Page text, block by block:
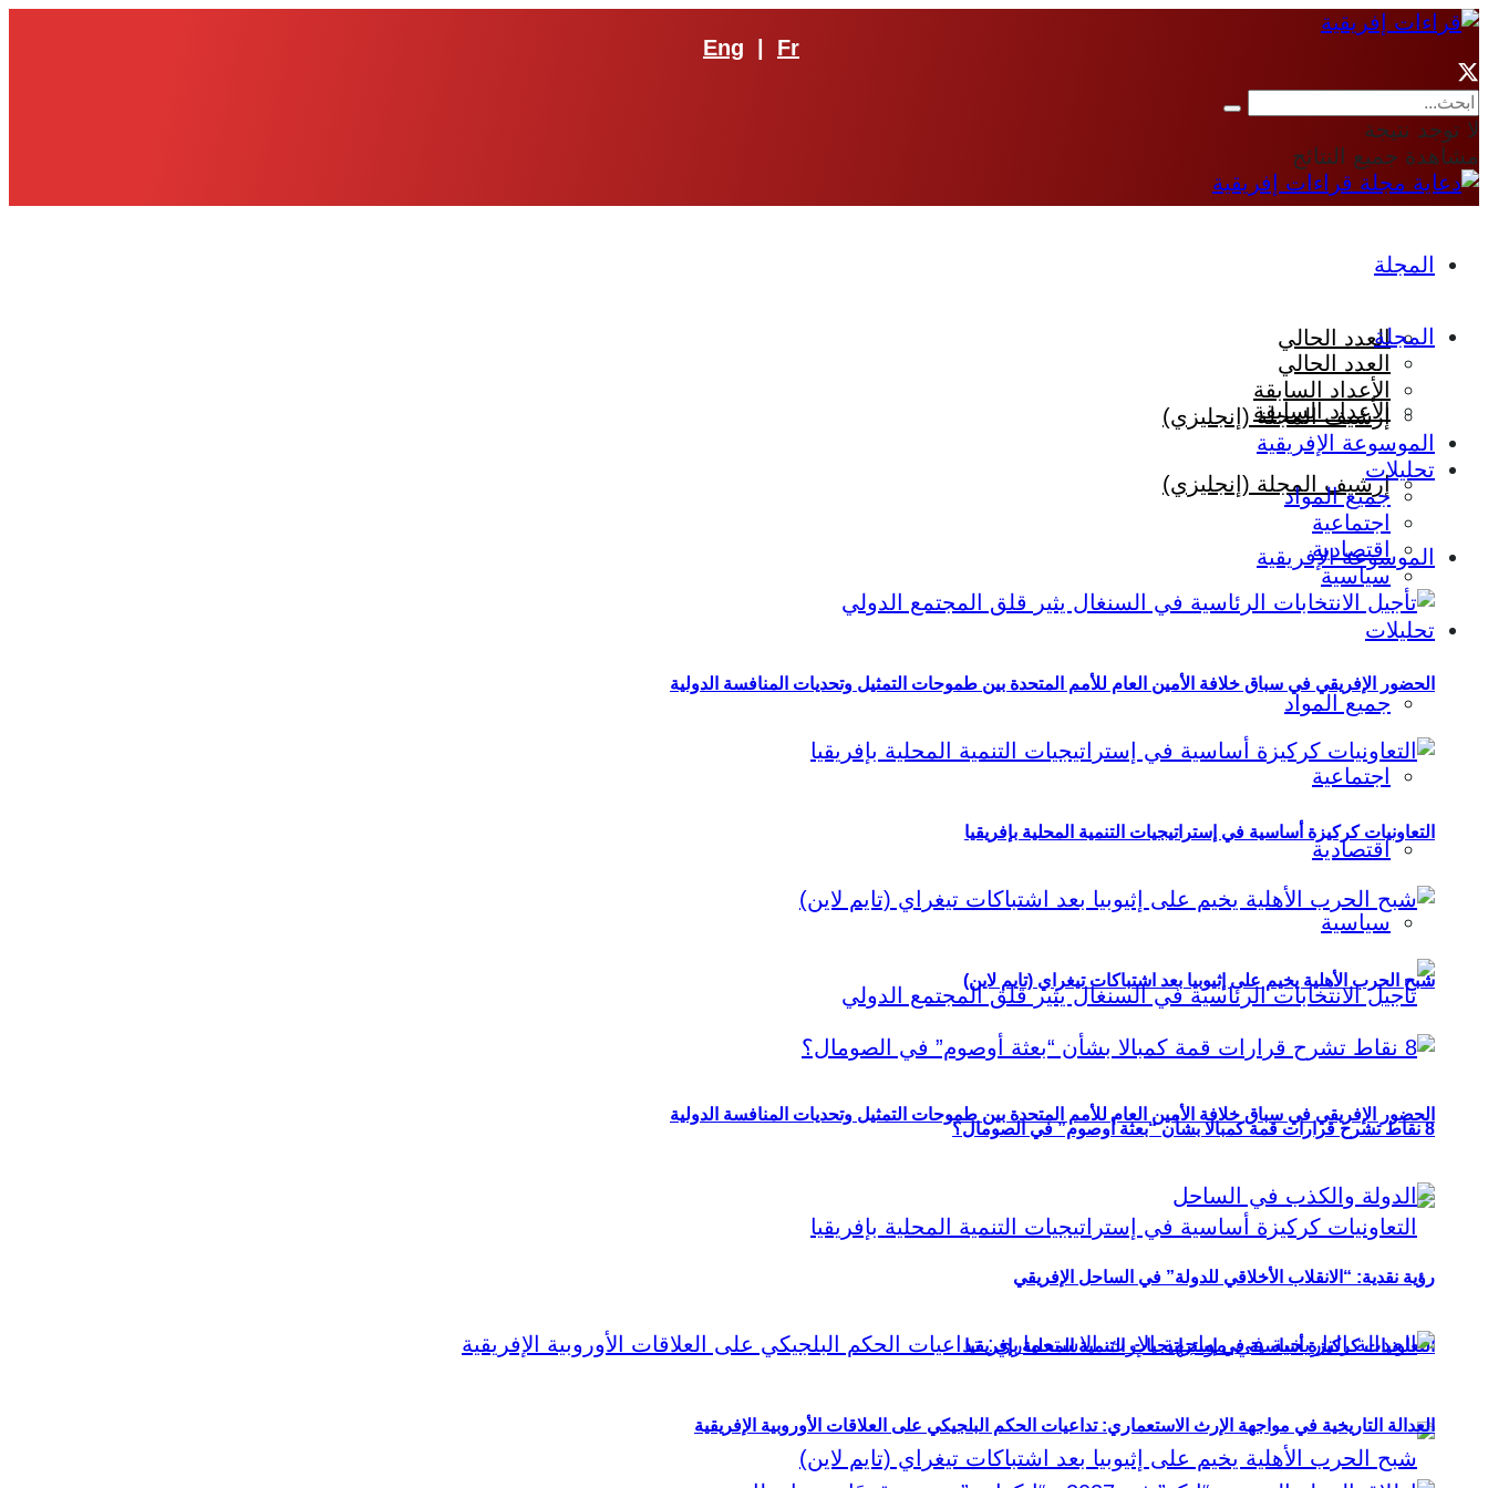
Eng Fr
لا توجد نتيجة
مشاهدة جميع النتائج
المجلة
العدد الحالي
الأعداد السابقة
إرشيف المجلة (إنجليزي)
الموسوعة الإفريقية
تحليلات
جميع المواد
اجتماعية
اقتصادية
سياسية
الحضور الإفريقي في سباق خلافة الأمين العام للأمم المتحدة بين طموحات التمثيل وتحديات المنافسة الدولية
التعاونيات كركيزة أساسية في إستراتيجيات التنمية المحلية بإفريقيا
المجلة
العدد الحالي
الأعداد السابقة
إرشيف المجلة (إنجليزي)
الموسوعة الإفريقية
تحليلات
جميع المواد
اجتماعية
اقتصادية
سياسية
الحضور الإفريقي في سباق خلافة الأمين العام للأمم المتحدة بين طموحات التمثيل وتحديات المنافسة الدولية
التعاونيات كركيزة أساسية في إستراتيجيات التنمية المحلية بإفريقيا
شبح الحرب الأهلية يخيم على إثيوبيا بعد اشتباكات تيغراي (تايم لاين)
8 نقاط تشرح قرارات قمة كمبالا بشأن “بعثة أوصوم” في الصومال؟
رؤية نقدية: “الانقلاب الأخلاقي للدولة” في الساحل الإفريقي
العدالة التاريخية في مواجهة الإرث الاستعماري: تداعيات الحكم البلجيكي على العلاقات الأوروبية الإفريقية